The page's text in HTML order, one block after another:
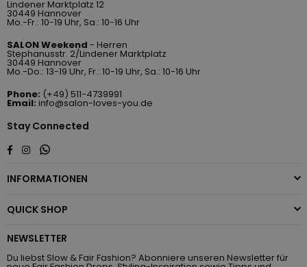
Lindener Marktplatz 12
30449 Hannover
Mo.-Fr.: 10-19 Uhr, Sa.: 10-16 Uhr
SALON Weekend - Herren
Stephanusstr. 2/Lindener Marktplatz
30449 Hannover
Mo.-Do.: 13-19 Uhr, Fr.: 10-19 Uhr, Sa.: 10-16 Uhr
Phone: (+49) 511-4739991
Email: info@salon-loves-you.de
Stay Connected
Facebook
InstagramWhatsapp
INFORMATIONEN
QUICK SHOP
NEWSLETTER
Du liebst Slow & Fair Fashion? Abonniere unseren Newsletter für